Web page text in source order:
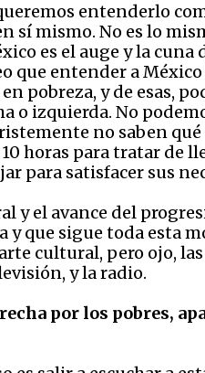
entenderlo
sí mismo. No es lo
es el auge y la
que entender a
pobreza, y de esas,
o izquierda. No
no saben
horas para tratar de
para satisfacer sus
y el avance del
y que sigue toda esta
cultural, pero ojo,
y la radio.
por los pobres,